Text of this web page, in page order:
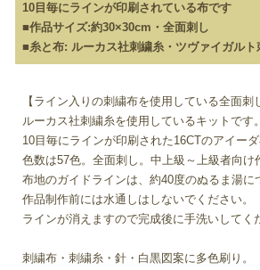
10目毎にラインが印刷されている布です
■作品サイズ:約30×30cm・全面刺し
■糸と布: ルーカス社刺繍糸・ツヴァイガルト
【ライン入りの刺繍布を使用している全面刺
ルーカス社刺繍糸を使用しているキットです。
10目毎にラインが印刷された16CTのアイーダ
色数は57色。全面刺し。中上級～上級者向け
布地のガイドラインは、約40度のぬるま湯に
作品制作前には水通しはしないでください。
ラインが消えますので完成後に手洗いしてく
刺繍布・刺繍糸・針・白黒図案に多色刷り。